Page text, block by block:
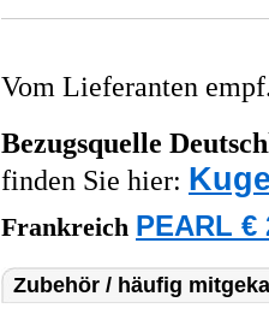
Vom Lieferanten
Bezugsquelle
finden Sie hier:
Frankreich PEARL €
Zubehör / häufig